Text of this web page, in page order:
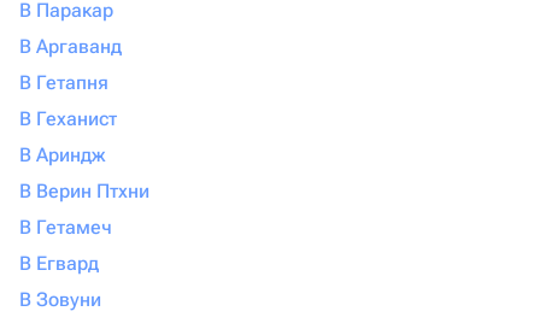
В Паракар
В Аргаванд
В Гетапня
В Геханист
В Ариндж
В Верин Птхни
В Гетамеч
В Егвард
В Зовуни